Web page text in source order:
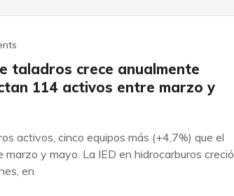
taladros crece anualmente
114 activos entre marzo y
activos, cinco equipos más (+4,7%) que el
y mayo. La IED en hidrocarburos creció
en